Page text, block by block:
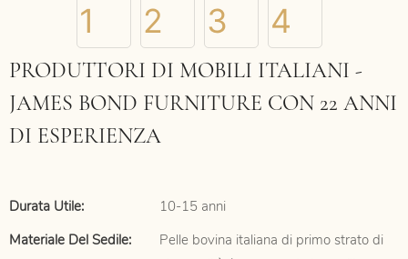
PRODUTTORI DI MOBILI ITALIANI -
JAMES BOND FURNITURE CON 22 ANNI
DI ESPERIENZA
Durata Utile:
10-15 anni
Materiale Del Sedile:
Pelle bovina italiana di primo strato di